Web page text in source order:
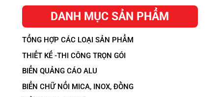
DANH MỤC SẢN PHẨM
TỔNG HỢP CÁC LOẠI SẢN PHẨM
THIẾT KẾ -THI CÔNG TRỌN GÓI
BIỂN QUẢNG CÁO ALU
BIỂN CHỮ NỔI MICA, INOX, ĐỒNG